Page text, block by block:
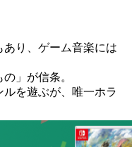
り、ゲーム音楽には
」が信条。
を遊ぶが、唯一ホラ